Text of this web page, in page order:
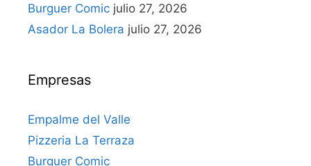
Burguer Comic julio 27, 2026
Asador La Bolera julio 27, 2026
Empresas
Empalme del Valle
Pizzeria La Terraza
Burguer Comic